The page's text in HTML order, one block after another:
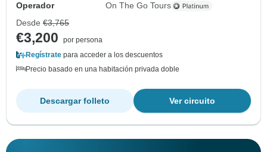
Operador
On The Go Tours
Desde €3,765
€3,200
por persona
Regístrate para acceder a los descuentos
Precio basado en una habitación privada doble
Ver circuito
Descargar folleto